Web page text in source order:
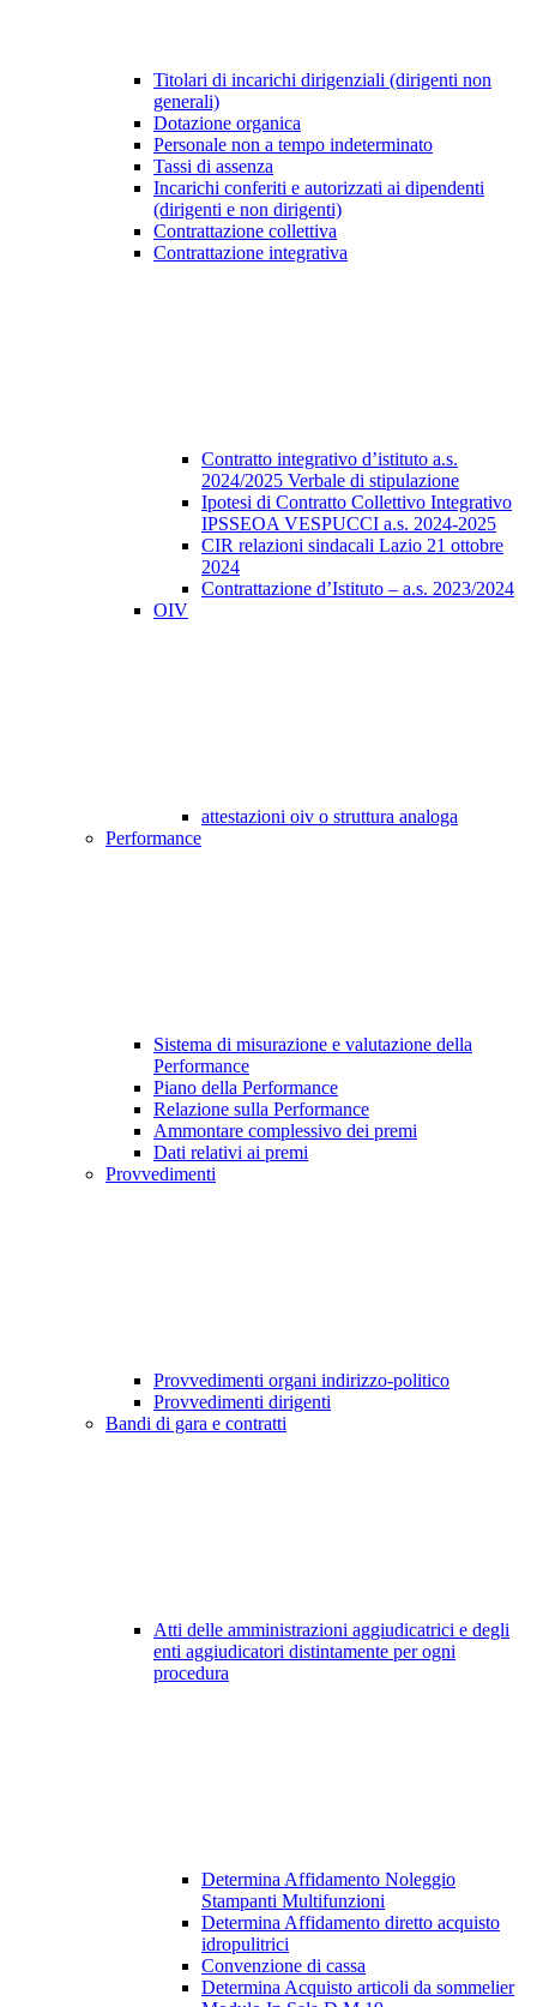
Titolari di incarichi dirigenziali (dirigenti non
generali)
Dotazione organica
Personale non a tempo indeterminato
Tassi di assenza
Incarichi conferiti e autorizzati ai dipendenti
(dirigenti e non dirigenti)
Contrattazione collettiva
Contrattazione integrativa
Contratto integrativo d’istituto a.s.
2024/2025 Verbale di stipulazione
Ipotesi di Contratto Collettivo Integrativo
IPSSEOA VESPUCCI a.s. 2024-2025
CIR relazioni sindacali Lazio 21 ottobre
2024
Contrattazione d’Istituto – a.s. 2023/2024
OIV
attestazioni oiv o struttura analoga
Performance
Sistema di misurazione e valutazione della
Performance
Piano della Performance
Relazione sulla Performance
Ammontare complessivo dei premi
Dati relativi ai premi
Provvedimenti
Provvedimenti organi indirizzo-politico
Provvedimenti dirigenti
Bandi di gara e contratti
Atti delle amministrazioni aggiudicatrici e degli
enti aggiudicatori distintamente per ogni
procedura
Determina Affidamento Noleggio
Stampanti Multifunzioni
Determina Affidamento diretto acquisto
idropulitrici
Convenzione di cassa
Determina Acquisto articoli da sommelier